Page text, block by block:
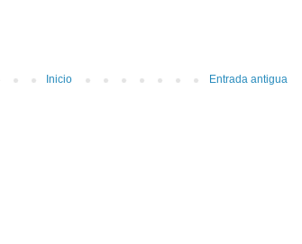
Entrada antigua
Inicio